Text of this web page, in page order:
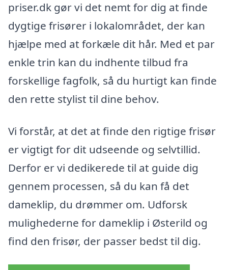
priser.dk gør vi det nemt for dig at finde
dygtige frisører i lokalområdet, der kan
hjælpe med at forkæle dit hår. Med et par
enkle trin kan du indhente tilbud fra
forskellige fagfolk, så du hurtigt kan finde
den rette stylist til dine behov.
Vi forstår, at det at finde den rigtige frisør
er vigtigt for dit udseende og selvtillid.
Derfor er vi dedikerede til at guide dig
gennem processen, så du kan få det
dameklip, du drømmer om. Udforsk
mulighederne for dameklip i Østerild og
find den frisør, der passer bedst til dig.